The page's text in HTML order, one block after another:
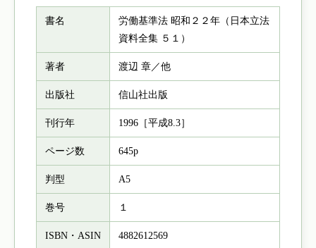
書名
労働基準法 昭和２２年（日本立法
資料全集 ５１）
著者 渡辺 章／他
出版社 信山社出版
刊行年 1996［平成8.3］
ページ数 645p
判型 A5
巻号 １
ISBN・ASIN 4882612569